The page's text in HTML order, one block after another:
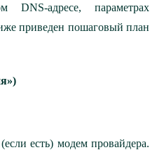
DNS-адресе, параметрах
приведен пошаговый план
есть) модем провайдера.